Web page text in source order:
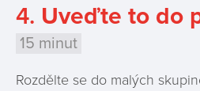
4. Uveďte to do
15 minut
Rozdělte se do malých